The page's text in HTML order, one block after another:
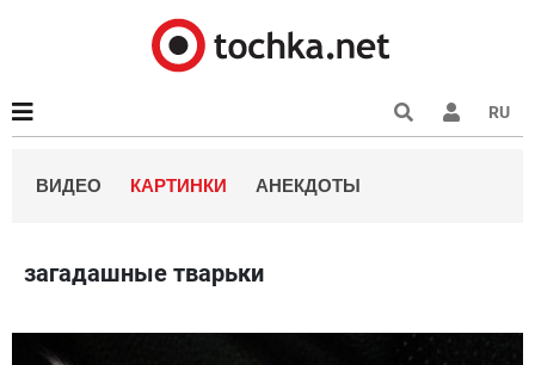
RU
ВИДЕО КАРТИНКИ АНЕКДОТЫ
загадашные тварьки